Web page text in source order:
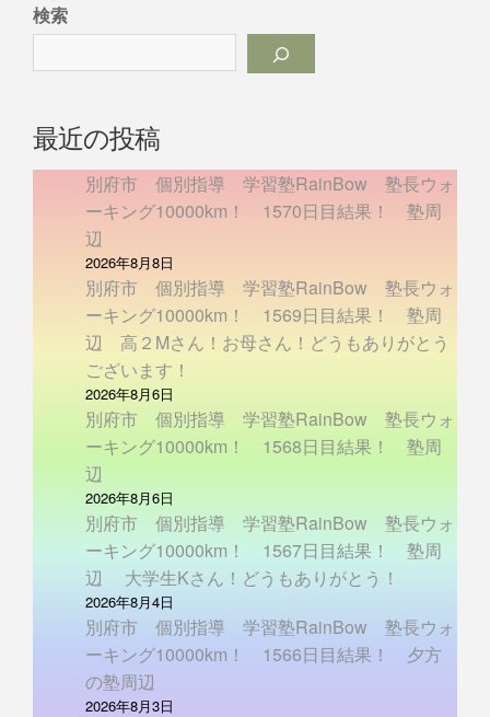
検索
最近の投稿
別府市 個別指導 学習塾RainBow 塾長ウォ
ーキング10000km！ 1570日目結果！ 塾周
辺
2026年8月8日
別府市 個別指導 学習塾RainBow 塾長ウォ
ーキング10000km！ 1569日目結果！ 塾周
辺 高２Mさん！お母さん！どうもありがとう
ございます！
2026年8月6日
別府市 個別指導 学習塾RainBow 塾長ウォ
ーキング10000km！ 1568日目結果！ 塾周
辺
2026年8月6日
別府市 個別指導 学習塾RainBow 塾長ウォ
ーキング10000km！ 1567日目結果！ 塾周
辺 大学生Kさん！どうもありがとう！
2026年8月4日
別府市 個別指導 学習塾RainBow 塾長ウォ
ーキング10000km！ 1566日目結果！ 夕方
の塾周辺
2026年8月3日